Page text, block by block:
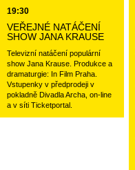
19:30
VEŘEJNÉ NATÁČENÍ
SHOW JANA KRAUSE
Televizní natáčení populární
show Jana Krause. Produkce a
dramaturgie: In Film Praha.
Vstupenky v předprodeji v
pokladně Divadla Archa, on-line
a v síti Ticketportal.